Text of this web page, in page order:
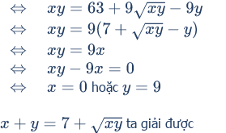
⇔
xy= 63 +9x y− 9y
⇔
xy= 9(7+xy −y )
⇔
xy= 9x
⇔
xy− 9x =0
⇔
x=0 hoặc y=9
x+y=7 +x y
ta giải được